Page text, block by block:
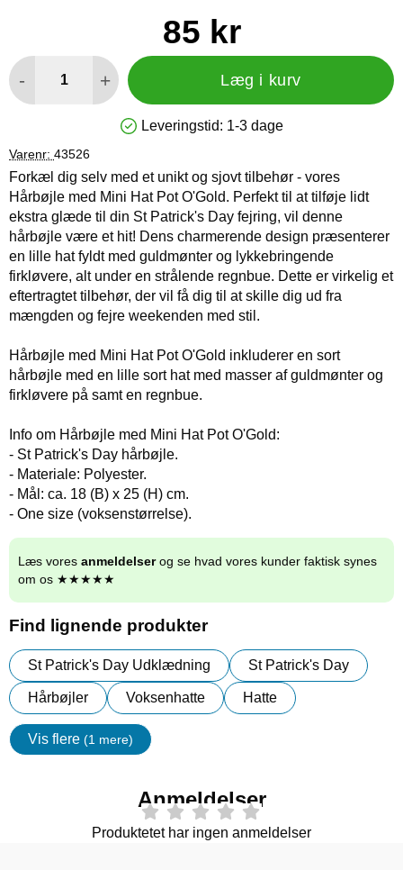
Køb dette produkt Hårbøjle med Mini Hat Pot O'Gold
pris
85 kr
- + Læg i kurv
Produkttilgængelighed: På lager
Leveringstid: 1-3 dage
Varenr: 43526
Forkæl dig selv med et unikt og sjovt tilbehør - vores
Hårbøjle med Mini Hat Pot O'Gold. Perfekt til at tilføje lidt
ekstra glæde til din St Patrick's Day fejring, vil denne
hårbøjle være et hit! Dens charmerende design præsenterer
en lille hat fyldt med guldmønter og lykkebringende
firkløvere, alt under en strålende regnbue. Dette er virkelig et
eftertragtet tilbehør, der vil få dig til at skille dig ud fra
mængden og fejre weekenden med stil.
Hårbøjle med Mini Hat Pot O'Gold inkluderer en sort
hårbøjle med en lille sort hat med masser af guldmønter og
firkløvere på samt en regnbue.
Info om Hårbøjle med Mini Hat Pot O'Gold:
- St Patrick's Day hårbøjle.
- Materiale: Polyester.
- Mål: ca. 18 (B) x 25 (H) cm.
- One size (voksenstørrelse).
Læs vores anmeldelserog se hvad vores kunder faktisk synes
om os ★★★★★
Find lignende produkter
St Patrick's Day Udklædning St Patrick's Day
Hårbøjler Voksenhatte Hatte
Vis flere (1 mere)
Egenskaper
Anmeldelser
Produktetet har ingen anmeldelser